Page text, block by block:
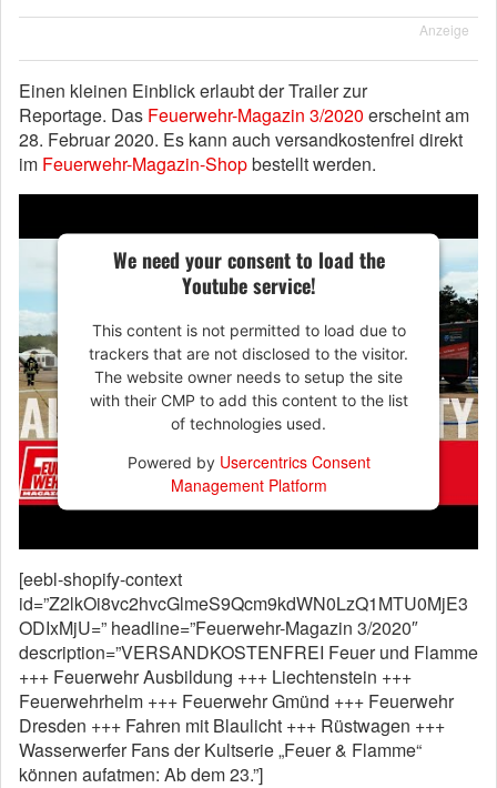
Anzeige
Einen kleinen Einblick erlaubt der Trailer zur
Reportage. Das Feuerwehr-Magazin 3/2020 erscheint am
28. Februar 2020. Es kann auch versandkostenfrei direkt
im Feuerwehr-Magazin-Shopbestellt werden.
We need your consent to load the
Youtube service!
This content is not permitted to load due to
trackers that are not disclosed to the visitor.
The website owner needs to setup the site
with their CMP to add this content to the list
of technologies used.
Powered by Usercentrics Consent
Management Platform
[eebl-shopify-context
id=”Z2lkOi8vc2hvcGlmeS9Qcm9kdWN0LzQ1MTU0MjE3
ODIxMjU=” headline=”Feuerwehr-Magazin 3/2020″
description=”VERSANDKOSTENFREI Feuer und Flamme
+++ Feuerwehr Ausbildung +++ Liechtenstein +++
Feuerwehrhelm +++ Feuerwehr Gmünd +++ Feuerwehr
Dresden +++ Fahren mit Blaulicht +++ Rüstwagen +++
Wasserwerfer Fans der Kultserie „Feuer & Flamme“
können aufatmen: Ab dem 23.”]